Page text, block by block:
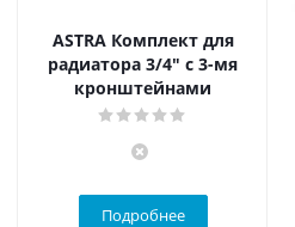
ASTRA Комплект для
радиатора 3/4" с 3-мя
кронштейнами
Подробнее